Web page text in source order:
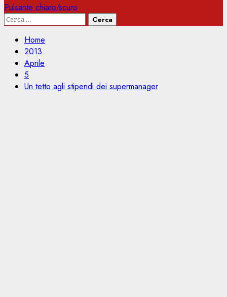
Pulsante chiaro/scuro
Ricerca
Home
2013
Aprile
5
Un tetto agli stipendi dei supermanager